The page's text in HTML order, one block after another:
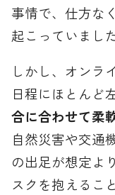
事情で、仕方な
起こっていました
しかし、オンラ
日程にほとんど
合に合わせて柔
自然災害や交通
の出足が想定よ
スクを抱えるこ